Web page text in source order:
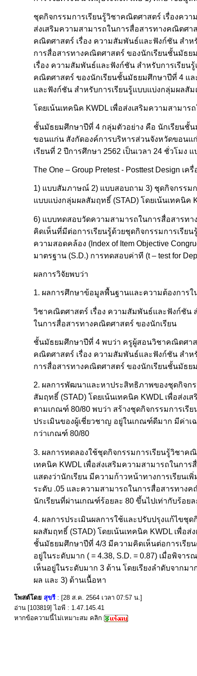
ชุดกิจกรรมการเรียนรู้วิชาคณิตศาสตร์ เรื่องคว
ส่งเสริมความสามารถในการสื่อสารทางคณิตศ
คณิตศาสตร์ เรื่อง ความสัมพันธ์และฟังก์ชัน สำห
การสื่อสารทางคณิตศาสตร์ ของนักเรียนชั้นมัธ
เรื่อง ความสัมพันธ์และฟังก์ชัน สำหรับการเรียน
คณิตศาสตร์ ของนักเรียนชั้นมัธยมศึกษาปีที่ 4 แล
และฟังก์ชัน สำหรับการเรียนรู้แบบแบ่งกลุ่มผลสัม
โดยเน้นเทคนิค KWDL เพื่อส่งเสริมความสามา
ชั้นมัธยมศึกษาปีที่ 4 กลุ่มตัวอย่าง คือ นักเรียนชั้น
ขอนแก่น สังกัดองค์การบริหารส่วนจังหวัดขอนแ
เรียนที่ 2 ปีการศึกษา 2562 เป็นเวลา 24 ชั่วโมง
The One – Group Pretest - Posttest Design เ
1) แบบสัมภาษณ์ 2) แบบสอบถาม 3) ชุดกิจกรรม
แบบแบ่งกลุ่มผลสัมฤทธิ์ (STAD) โดยเน้นเทคนิค
6) แบบทดสอบวัดความสามารถในการสื่อสารท
คิดเห็นที่มีต่อการเรียนรู้ด้วยชุดกิจกรรมการเรี
ความสอดคล้อง (Index of Item Objective
มาตรฐาน (S.D.) การทดสอบค่าที (t – test for
ผลการวิจัยพบว่า
1. ผลการศึกษาข้อมูลพื้นฐานและความต้องการ
วิชาคณิตศาสตร์ เรื่อง ความสัมพันธ์และฟังก์ชัน
ในการสื่อสารทางคณิตศาสตร์ ของนักเรียน
ชั้นมัธยมศึกษาปีที่ 4 พบว่า ครูผู้สอนวิชาคณิตศา
คณิตศาสตร์ เรื่อง ความสัมพันธ์และฟังก์ชัน สำห
การสื่อสารทางคณิตศาสตร์ ของนักเรียนชั้นมัธย
2. ผลการพัฒนาและหาประสิทธิภาพของชุดกิจก
สัมฤทธิ์ (STAD) โดยเน้นเทคนิค KWDL เพื่อส่
ตามเกณฑ์ 80/80 พบว่า สร้างชุดกิจกรรมการเ
ประเมินของผู้เชี่ยวชาญ อยู่ในเกณฑ์ดีมาก มีค่าเ
กว่าเกณฑ์ 80/80
3. ผลการทดลองใช้ชุดกิจกรรมการเรียนรู้วิชาค
เทคนิค KWDL เพื่อส่งเสริมความสามารถในก
แสดงว่านักเรียน มีความก้าวหน้าทางการเรียนเ
ระดับ .05 และความสามารถในการสื่อสารทาง
นักเรียนที่ผ่านเกณฑ์ร้อยละ 80 ขึ้นไปเท่ากับร้อยล
4. ผลการประเมินผลการใช้และปรับปรุงแก้ไขชุ
ผลสัมฤทธิ์ (STAD) โดยเน้นเทคนิค KWDL เพื่อ
ชั้นมัธยมศึกษาปีที่ 4/3 มีความคิดเห็นต่อการเรีย
อยู่ในระดับมาก ( = 4.38, S.D. = 0.87) เมื่อพิจ
เห็นอยู่ในระดับมาก 3 ด้าน โดยเรียงลำดับจาก
ผล และ 3) ด้านเนื้อหา
โพสต์โดย สุขรี : [28 ส.ค. 2564 เวลา 07:57 น.]
อ่าน [103819] ไอพี : 1.47.145.41
หากข้อความนี้ไม่เหมาะสม คลิก